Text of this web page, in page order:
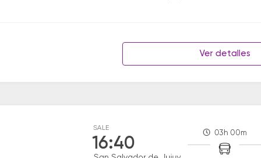
Ver detalles
SALE
16:40
03h 00m